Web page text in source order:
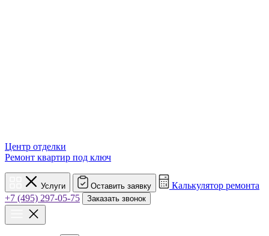
Центр отделки
Ремонт квартир под ключ
Услуги Оставить заявку
Калькулятор ремонта
+7 (495) 297-05-75
Заказать звонок